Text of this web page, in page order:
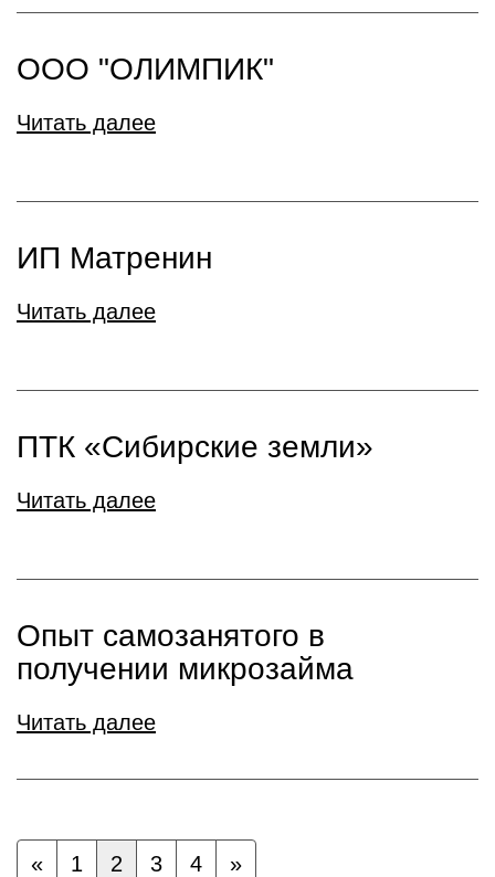
ООО "ОЛИМПИК"
Читать далее
ИП Матренин
Читать далее
ПТК «Сибирские земли»
Читать далее
Опыт самозанятого в
получении микрозайма
Читать далее
« 1 2 3 4 »